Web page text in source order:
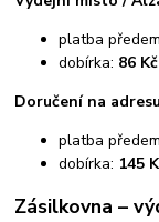
platba
dobírka: 86 Kč
Doručení na adresu
platba
dobírka: 145
Zásilkovna –